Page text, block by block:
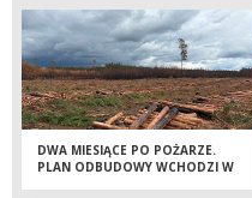
DWA MIESIĄCE PO POŻARZE.
PLAN ODBUDOWY WCHODZI W